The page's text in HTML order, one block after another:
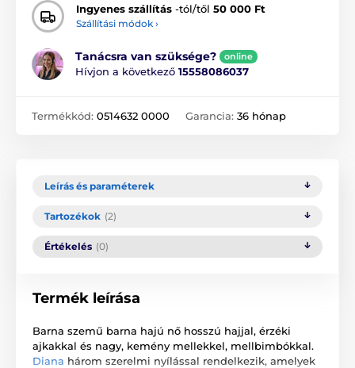
Ingyenes szállítás -tól/től 50 000 Ft
Szállítási módok ›
Tanácsra van szüksége? online
Hívjon a következő 15558086037
Termékkód: 0514632 0000 Garancia: 36 hónap
Leírás és paraméterek
Tartozékok (2)
Értékelés (0)
Termék leírása
Barna szemű barna hajú nő hosszú hajjal, érzéki
ajkakkal és nagy, kemény mellekkel, mellbimbókkal.
Diana három szerelmi nyílással rendelkezik, amelyek